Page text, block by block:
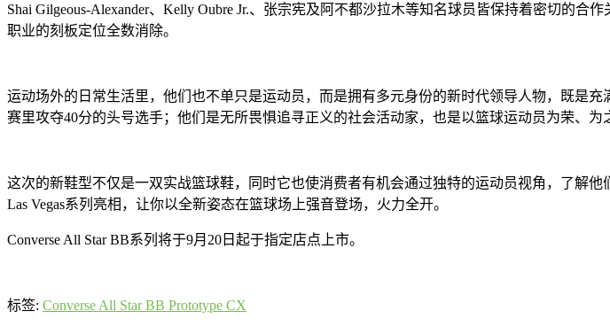
Shai Gilgeous-Alexander、Kelly Oubre Jr.、张宗宪及阿不都沙拉木等知名球员皆保持着密切的
职业的刻板定位全数消除。
运动场外的日常生活里，他们也不单只是运动员，而是拥有多元身份的新时代领导人物，既是
赛里攻夺40分的头号选手；他们是无所畏惧追寻正义的社会活动家，也是以篮球运动员为荣、为
这次的新鞋型不仅是一双实战篮球鞋，同时它也使消费者有机会通过独特的运动员视角，了解他
Las Vegas系列亮相，让你以全新姿态在篮球场上强音登场，火力全开。
Converse All Star BB系列将于9月20日起于指定店点上市。
标签: Converse All Star BB Prototype CX